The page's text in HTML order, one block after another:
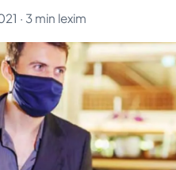
· 3 min lexim